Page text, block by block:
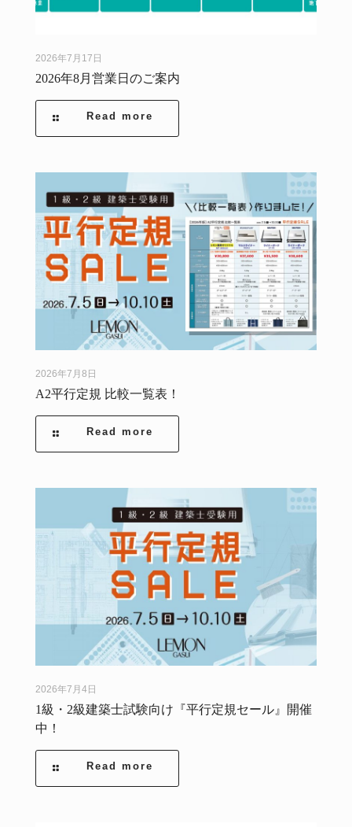
2026年7月17日
2026年8月営業日のご案内
Read more
2026年7月8日
A2平行定規 比較一覧表！
Read more
2026年7月4日
1級・2級建築士試験向け『平行定規セール』開催
中！
Read more